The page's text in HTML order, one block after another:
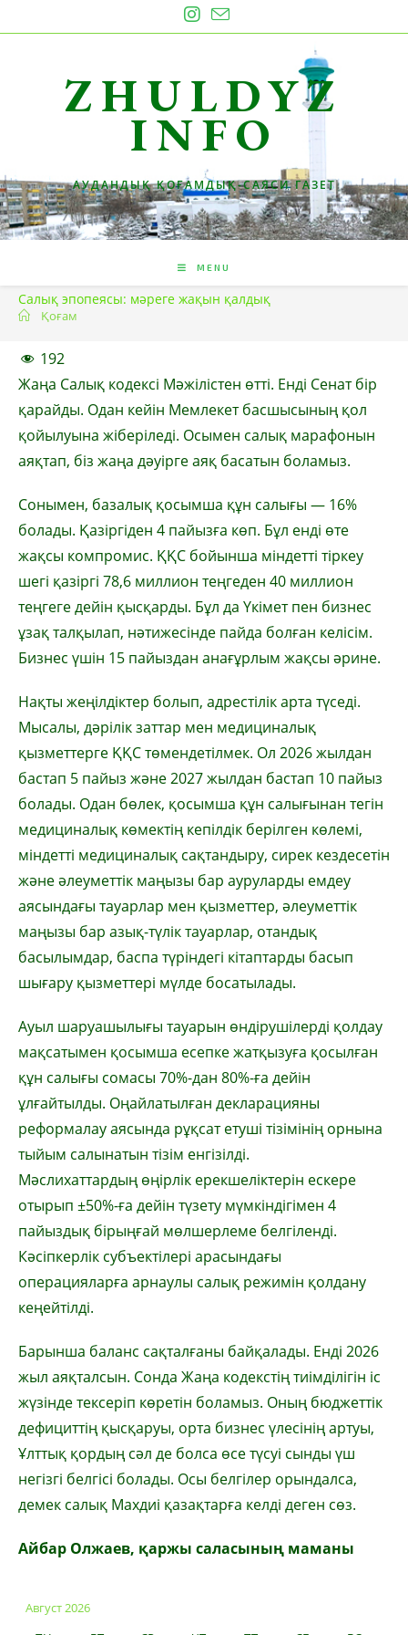
to
ZHULDYZ
INFO
АУДАНДЫҚ ҚОҒАМДЫҚ-САЯСИ ГАЗЕТ
MENU
Салық эпопеясы: мәреге жақын қалдық
Қоғам
192
Жаңа Салық кодексі Мәжілістен өтті. Енді Сенат бір
қарайды. Одан кейін Мемлекет басшысының қол
қойылуына жіберіледі. Осымен салық марафонын
аяқтап, біз жаңа дәуірге аяқ басатын боламыз.
Сонымен, базалық қосымша құн салығы — 16%
болады. Қазіргіден 4 пайызға көп. Бұл енді өте
жақсы компромис. ҚҚС бойынша міндетті тіркеу
шегі қазіргі 78,6 миллион теңгеден 40 миллион
теңгеге дейін қысқарды. Бұл да Үкімет пен бизнес
ұзақ талқылап, нәтижесінде пайда болған келісім.
Бизнес үшін 15 пайыздан анағұрлым жақсы әрине.
Нақты жеңілдіктер болып, адрестілік арта түседі.
Мысалы, дәрілік заттар мен медициналық
қызметтерге ҚҚС төмендетілмек. Ол 2026 жылдан
бастап 5 пайыз және 2027 жылдан бастап 10 пайыз
болады. Одан бөлек, қосымша құн салығынан тегін
медициналық көмектің кепілдік берілген көлемі,
міндетті медициналық сақтандыру, сирек кездесетін
және әлеуметтік маңызы бар ауруларды емдеу
аясындағы тауарлар мен қызметтер, әлеуметтік
маңызы бар азық-түлік тауарлар, отандық
басылымдар, баспа түріндегі кітаптарды басып
шығару қызметтері мүлде босатылады.
Ауыл шаруашылығы тауарын өндірушілерді қолдау
мақсатымен қосымша есепке жатқызуға қосылған
құн салығы сомасы 70%-дан 80%-ға дейін
ұлғайтылды. Оңайлатылған декларацияны
реформалау аясында рұқсат етуші тізімінің орнына
тыйым салынатын тізім енгізілді.
Мәслихаттардың өңірлік ерекшеліктерін ескере
отырып ±50%-ға дейін түзету мүмкіндігімен 4
пайыздық бірыңғай мөлшерлеме белгіленді.
Кәсіпкерлік субъектілері арасындағы
операцияларға арнаулы салық режимін қолдану
кеңейтілді.
Барынша баланс сақталғаны байқалады. Енді 2026
жыл аяқталсын. Сонда Жаңа кодекстің тиімділігін іс
жүзінде тексеріп көретін боламыз. Оның бюджеттік
дефициттің қысқаруы, орта бизнес үлесінің артуы,
Ұлттық қордың сәл де болса өсе түсуі сынды үш
негізгі белгісі болады. Осы белгілер орындалса,
демек салық Махдиі қазақтарға келді деген сөз.
Айбар Олжаев, қаржы саласының маманы
Август 2026